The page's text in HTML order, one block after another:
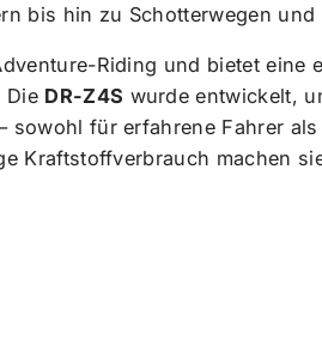
bis hin zu Schotterwegen
Riding und bietet
Die DR-Z4S wurde entwickelt,
für erfahrene Fahrer
Kraftstoffverbrauch machen